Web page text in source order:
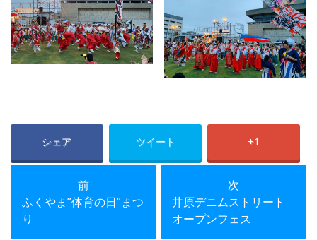
シェア ツイート +1
前
ふくやま”体育の日”まつ
り
次
井原デニムストリート
オープンフェス